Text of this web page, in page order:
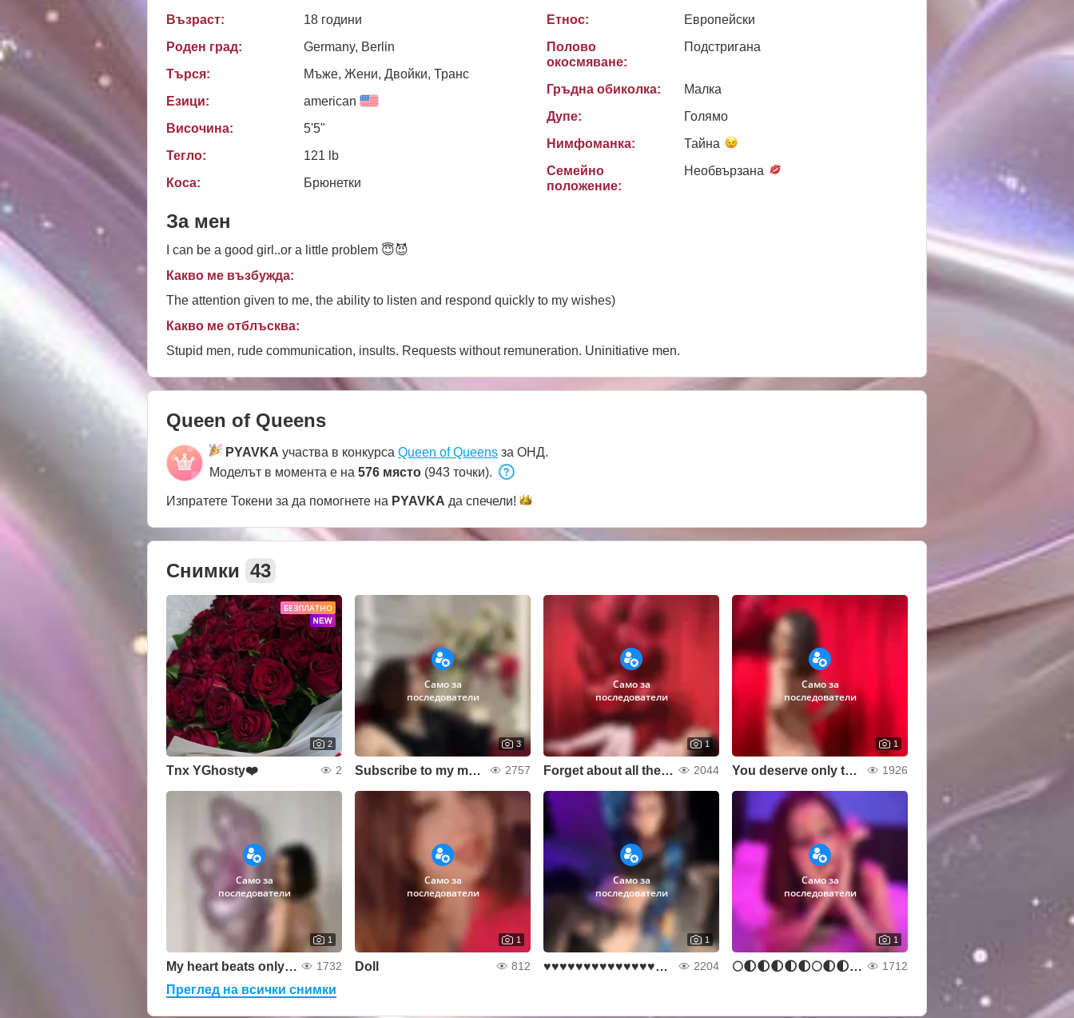
Възраст:
18 години
Роден град:
Germany, Berlin
Търся:
Мъже, Жени, Двойки, Транс
Езици:
american
Височина:
5'5"
Тегло:
121 lb
Коса:
Брюнетки
Етнос:
Европейски
Полово
окосмяване:
Подстригана
Гръдна обиколка:
Малкa
Дупе:
Голямо
Нимфоманка:
Тайна
Семейно
положение:
Необвързана
За мен
I can be a good girl..or a little problem 😇😈
Какво ме възбужда:
The attention given to me, the ability to listen and respond quickly to my wishes)
Какво ме отблъсква:
Stupid men, rude communication, insults. Requests without remuneration. Uninitiative men.
Queen of Queens
PYAVKA участва в конкурса Queen of Queens за ОНД.
Моделът в момента е на 576 място (943 точки).
Изпратете Токени за да помогнете на PYAVKA да спечели!
Снимки 43
БЕЗПЛАТНО
2
Tnx YGhosty❤️ 2
Само за
последователи
3
Subscribe to my most passionate moments 💖 2757
Само за
последователи
1
Forget about all the worries 2044
Само за
последователи
1
You deserve only the best! My hugs and passion are 1926
Само за
последователи
1
My heart beats only for you. Do you want to hear h 1732
Само за
последователи
1
Doll 812
Само за
последователи
1
♥♥♥♥♥♥♥♥♥♥♥♥♥♥♥♥♥♥♥♥ 2204
Само за
последователи
1
🌕🌓🌓🌓🌓🌓🌕🌓🌓🌓🌓🌓🌕🌓🌓🌓🌓🌓 1712
Преглед на всички снимки